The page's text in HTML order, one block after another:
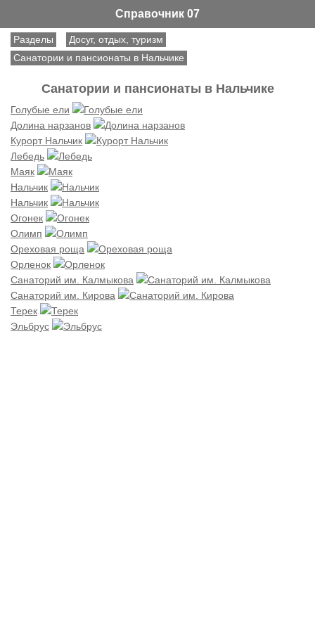
Справочник 07
Разделы
Досуг, отдых, туризм
Санатории и пансионаты в Нальчике
Санатории и пансионаты в Нальчике
Голубые ели
Долина нарзанов
Курорт Нальчик
Лебедь
Маяк
Нальчик
Нальчик
Огонек
Олимп
Ореховая роща
Орленок
Санаторий им. Калмыкова
Санаторий им. Кирова
Терек
Эльбрус